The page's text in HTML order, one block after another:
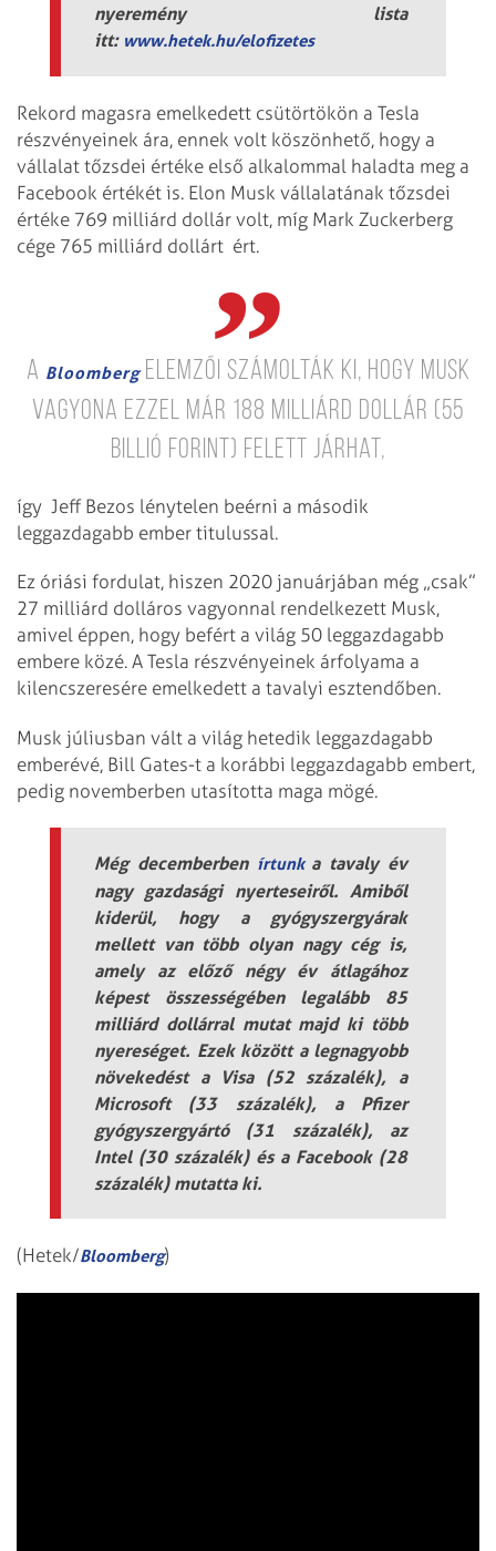
nyeremény lista
itt: www.hetek.hu/elofizetes
Rekord magasra emelkedett csütörtökön a Tesla
részvényeinek ára, ennek volt köszönhető, hogy a
vállalat tőzsdei értéke első alkalommal haladta meg a
Facebook értékét is. Elon Musk vállalatának tőzsdei
értéke 769 milliárd dollár volt, míg Mark Zuckerberg
cége 765 milliárd dollárt ért.
A Bloombergelemzői számolták ki, hogy Musk
vagyona ezzel már 188 milliárd dollár (55
billió forint) felett járhat,
így Jeff Bezos lénytelen beérni a második
leggazdagabb ember titulussal.
Ez óriási fordulat, hiszen 2020 januárjában még „csak”
27 milliárd dolláros vagyonnal rendelkezett Musk,
amivel éppen, hogy befért a világ 50 leggazdagabb
embere közé. A Tesla részvényeinek árfolyama a
kilencszeresére emelkedett a tavalyi esztendőben.
Musk júliusban vált a világ hetedik leggazdagabb
emberévé, Bill Gates-t a korábbi leggazdagabb embert,
pedig novemberben utasította maga mögé.
Még decemberben írtunk a tavaly év
nagy gazdasági nyerteseiről. Amiből
kiderül, hogy a gyógyszergyárak
mellett van több olyan nagy cég is,
amely az előző négy év átlagához
képest összességében legalább 85
milliárd dollárral mutat majd ki több
nyereséget. Ezek között a legnagyobb
növekedést a Visa (52 százalék), a
Microsoft (33 százalék), a Pfizer
gyógyszergyártó (31 százalék), az
Intel (30 százalék) és a Facebook (28
százalék) mutatta ki.
(Hetek/Bloomberg)